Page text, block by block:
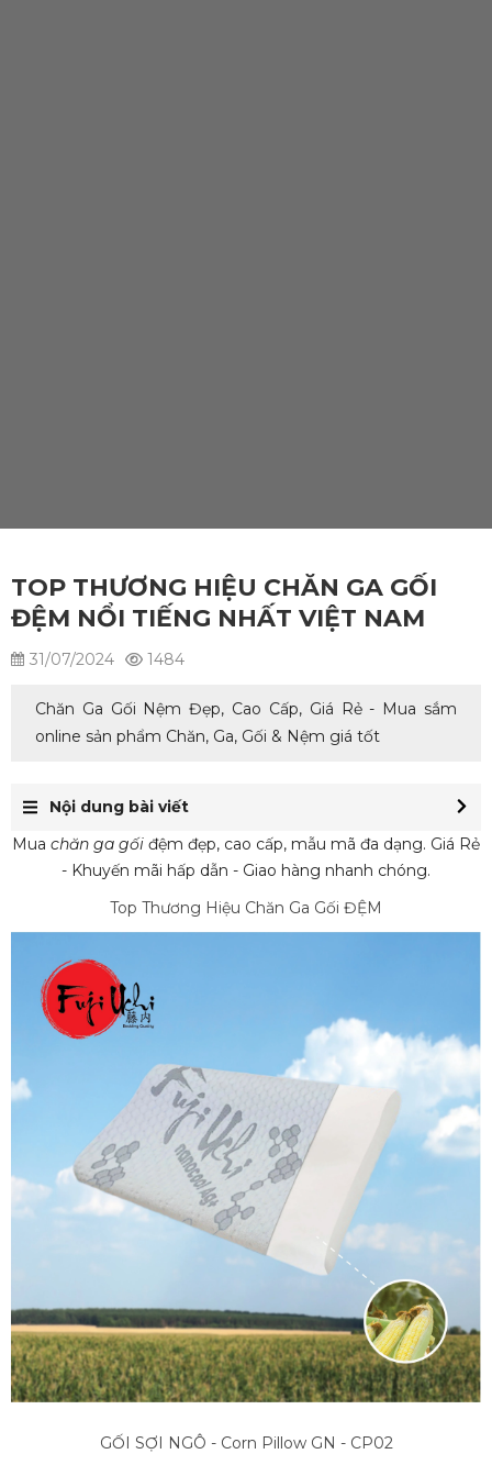
TOP THƯƠNG HIỆU CHĂN GA GỐI
ĐỆM NỔI TIẾNG NHẤT VIỆT NAM
31/07/2024 1484
Chăn Ga Gối Nệm Đẹp, Cao Cấp, Giá Rẻ - Mua sắm
online sản phẩm Chăn, Ga, Gối & Nệm giá tốt
Nội dung bài viết
Mua chăn ga gối đệm đẹp, cao cấp, mẫu mã đa dạng. Giá Rẻ
- Khuyến mãi hấp dẫn - Giao hàng nhanh chóng.
Top Thương Hiệu Chăn Ga Gối ĐỆM
GỐI SỢI NGÔ - Corn Pillow GN - CP02